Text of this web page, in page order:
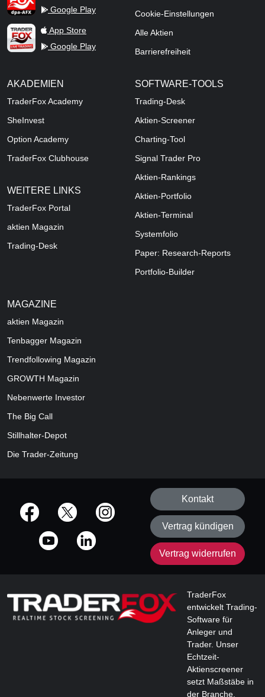
Google Play
TraderFox Live Trading
App Store
Google Play
Cookie-Einstellungen
Alle Aktien
Barrierefreiheit
AKADEMIEN
TraderFox Academy
SheInvest
Option Academy
TraderFox Clubhouse
WEITERE LINKS
TraderFox Portal
aktien Magazin
Trading-Desk
SOFTWARE-TOOLS
Trading-Desk
Aktien-Screener
Charting-Tool
Signal Trader Pro
Aktien-Rankings
Aktien-Portfolio
Aktien-Terminal
Systemfolio
Paper: Research-Reports
Portfolio-Builder
MAGAZINE
aktien Magazin
Tenbagger Magazin
Trendfollowing Magazin
GROWTH Magazin
Nebenwerte Investor
The Big Call
Stillhalter-Depot
Die Trader-Zeitung
offizielle Social Media-Accounts
Kontakt
Vertrag kündigen
Vertrag widerrufen
TraderFox
entwickelt Trading-
Software für
Anleger und
Trader. Unser
Echtzeit-
Aktienscreener
setzt Maßstäbe in
der Branche.